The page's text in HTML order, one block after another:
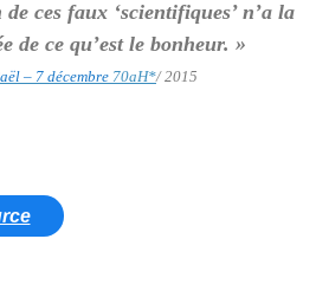
ces faux ‘scientifiques’ n’a la
de ce qu’est le bonheur. »
– 7 décembre 70aH*/ 2015